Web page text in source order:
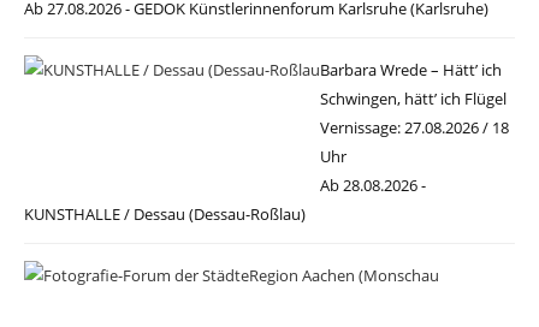
Ab 27.08.2026 - GEDOK Künstlerinnenforum Karlsruhe (Karlsruhe)
Barbara Wrede – Hätt’ ich
Schwingen, hätt’ ich Flügel
Vernissage: 27.08.2026 / 18
Uhr
Ab 28.08.2026 -
KUNSTHALLE / Dessau (Dessau-Roßlau)